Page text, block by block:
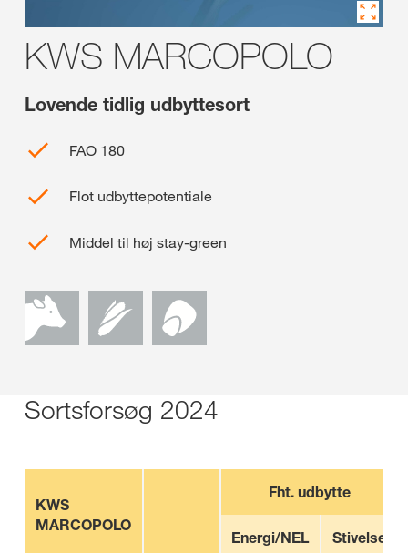
KWS MARCOPOLO
Lovende tidlig udbyttesort
FAO 180
Flot udbyttepotentiale
Middel til høj stay-green
Sortsforsøg 2024
KWS
MARCOPOLO
Fht. udbytte
Energi/NEL Stivelse